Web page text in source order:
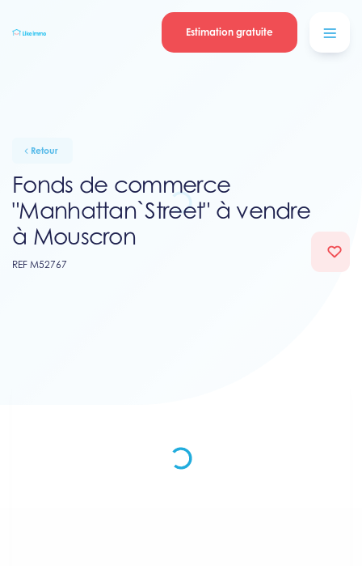
Estimation gratuite
Retour
Fonds de commerce
"Manhattan`Street" à vendre
à Mouscron
REF M52767